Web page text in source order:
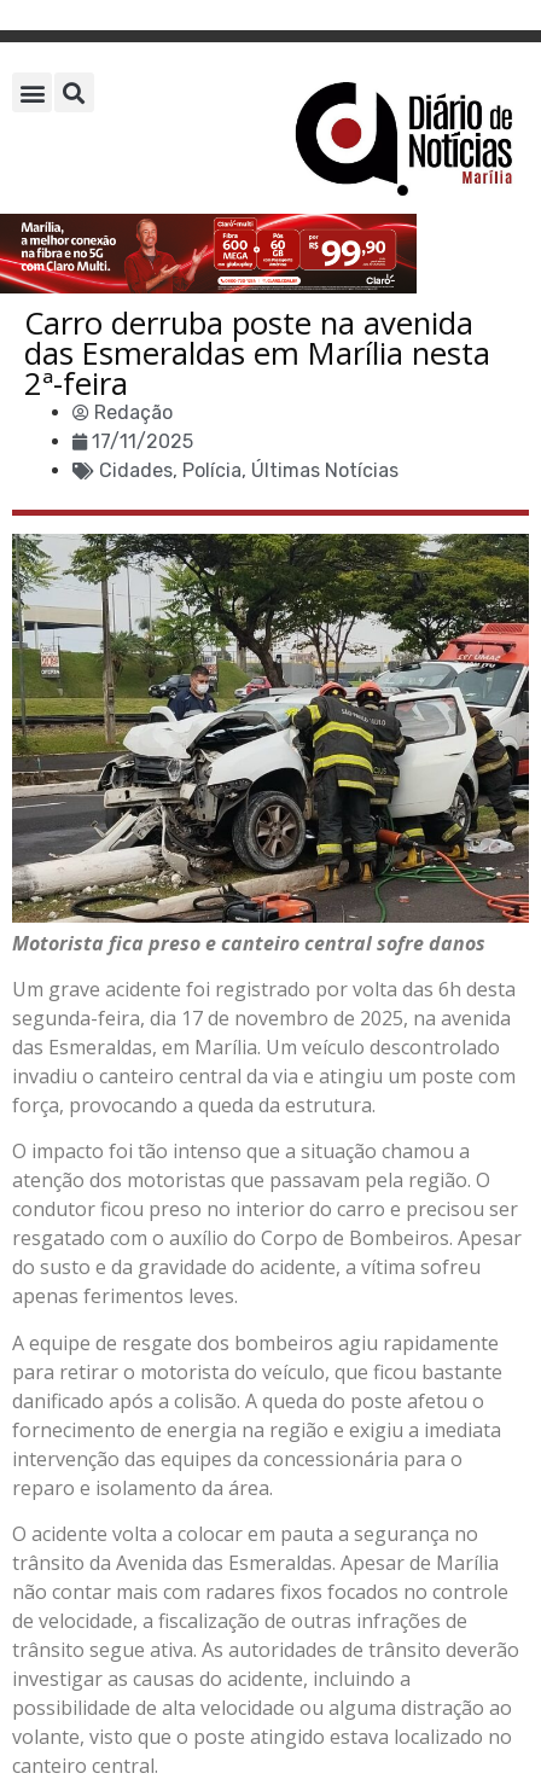
Carro derruba poste na avenida
das Esmeraldas em Marília nesta
2ª-feira
Redação
17/11/2025
Cidades, Polícia, Últimas Notícias
Motorista fica preso e canteiro central sofre danos
Um grave acidente foi registrado por volta das 6h desta
segunda-feira, dia 17 de novembro de 2025, na avenida
das Esmeraldas, em Marília. Um veículo descontrolado
invadiu o canteiro central da via e atingiu um poste com
força, provocando a queda da estrutura.
O impacto foi tão intenso que a situação chamou a
atenção dos motoristas que passavam pela região. O
condutor ficou preso no interior do carro e precisou ser
resgatado com o auxílio do Corpo de Bombeiros. Apesar
do susto e da gravidade do acidente, a vítima sofreu
apenas ferimentos leves.
A equipe de resgate dos bombeiros agiu rapidamente
para retirar o motorista do veículo, que ficou bastante
danificado após a colisão. A queda do poste afetou o
fornecimento de energia na região e exigiu a imediata
intervenção das equipes da concessionária para o
reparo e isolamento da área.
O acidente volta a colocar em pauta a segurança no
trânsito da Avenida das Esmeraldas. Apesar de Marília
não contar mais com radares fixos focados no controle
de velocidade, a fiscalização de outras infrações de
trânsito segue ativa. As autoridades de trânsito deverão
investigar as causas do acidente, incluindo a
possibilidade de alta velocidade ou alguma distração ao
volante, visto que o poste atingido estava localizado no
canteiro central.